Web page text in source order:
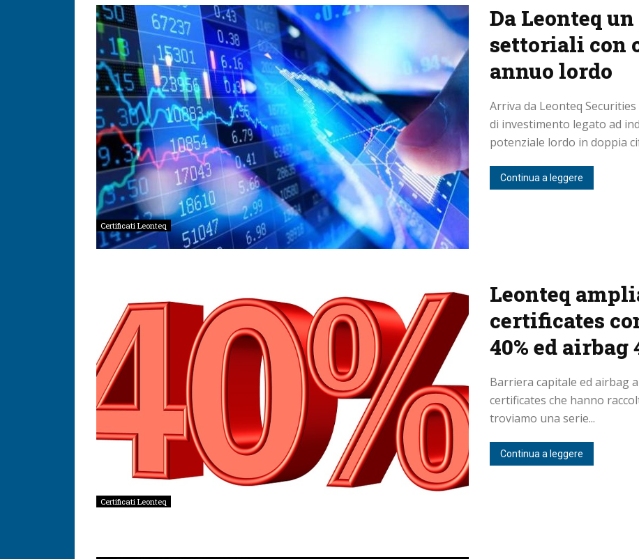
Certificati Leonteq
Da Leonteq
settoriali con
annuo lordo
Arriva da Leonteq
di investimento legato ad
potenziale lordo in doppia
Continua a leggere
Certificati Leonteq
Leonteq
certificates
40% ed airbag
Barriera capitale ed airbag
certificates che hanno
troviamo una serie...
Continua a leggere